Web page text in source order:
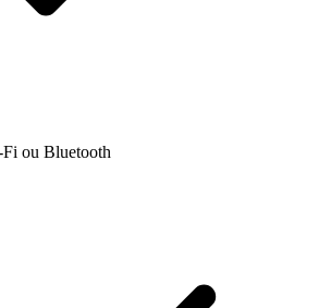
ou Bluetooth